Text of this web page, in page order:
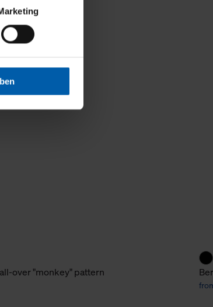
Profils
wir
Sie erlauben
over "monkey" pattern